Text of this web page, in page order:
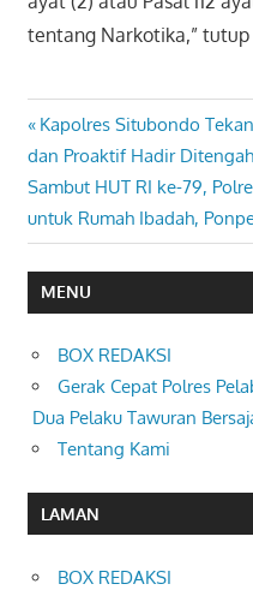
tentang Narkotika,” tutup
Navigasi
pos
Previous
Post:
Kapolres Situbondo
dan Proaktif Hadir
Next
Post:
Sambut HUT RI ke-79,
untuk Rumah Ibadah,
MENU
BOX REDAKSI
Gerak Cepat Polres
Dua Pelaku Tawuran
Tentang Kami
LAMAN
BOX REDAKSI